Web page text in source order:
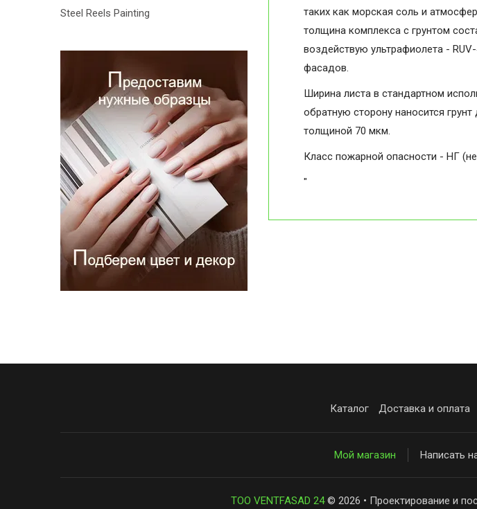
таких как морская соль и
толщина комплекса с грунтом
воздействую ультрафиолета -
фасадов.
Ширина листа в стандартном
обратную сторону наносится
толщиной 70 мкм.
Класс пожарной опасности - НГ
"
Steel Reels Painting
Каталог Доставка и оплата
Мой магазин Написать
ТОО VENTFASAD 24© 2026 • Проектирование и